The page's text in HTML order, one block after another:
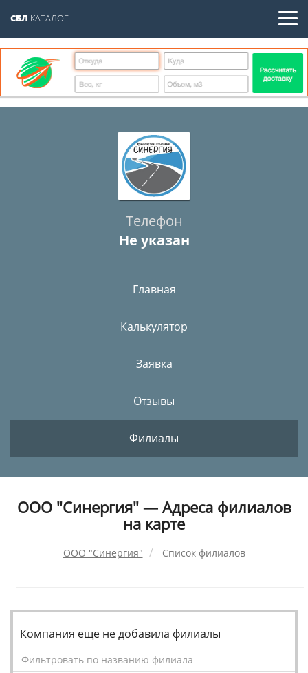
СБЛ КАТАЛОГ
Телефон
Не указан
Главная
Калькулятор
Заявка
Отзывы
Филиалы
ООО "Синергия" — Адреса филиалов
на карте
ООО "Синергия" Список филиалов
Компания еще не добавила филиалы